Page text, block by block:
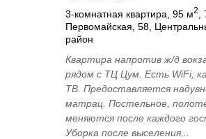
3-комнатная квартира, 95 м2
Первомайская, 58,
район
Квартира напротив ж/д
рядом с ТЦ Цум. Есть WiFi,
ТВ. Предоставляется
матрац. Постельное,
меняются после каждого
Уборка после выселения...